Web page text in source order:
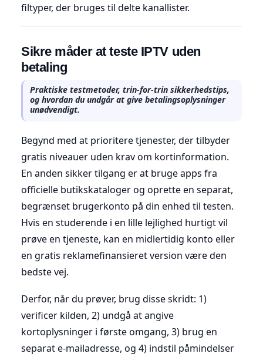
filtyper, der bruges til delte kanallister.
Sikre måder at teste IPTV uden
betaling
Praktiske testmetoder, trin-for-trin sikkerhedstips,
og hvordan du undgår at give betalingsoplysninger
unødvendigt.
Begynd med at prioritere tjenester, der tilbyder
gratis niveauer uden krav om kortinformation.
En anden sikker tilgang er at bruge apps fra
officielle butikskataloger og oprette en separat,
begrænset brugerkonto på din enhed til testen.
Hvis en studerende i en lille lejlighed hurtigt vil
prøve en tjeneste, kan en midlertidig konto eller
en gratis reklamefinansieret version være den
bedste vej.
Derfor, når du prøver, brug disse skridt: 1)
verificer kilden, 2) undgå at angive
kortoplysninger i første omgang, 3) brug en
separat e-mailadresse, og 4) indstil påmindelser